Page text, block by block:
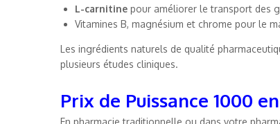
L-carnitine pour améliorer le transport des
Vitamines B, magnésium et chrome pour le
Les ingrédients naturels de qualité
plusieurs études cliniques.
Prix de Puissance 1000
En pharmacie traditionnelle ou dans votre